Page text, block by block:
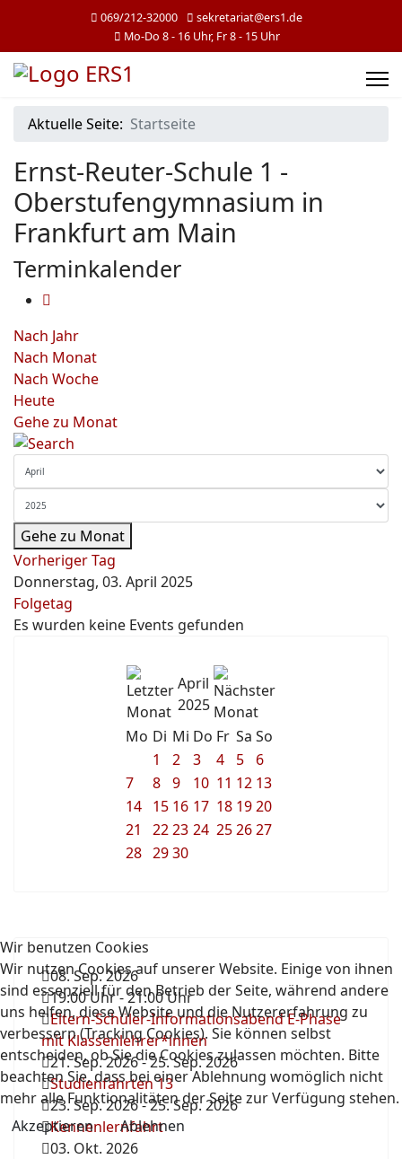
069/212-32000
sekretariat@ers1.de
Mo-Do 8 - 16 Uhr, Fr 8 - 15 Uhr
Aktuelle Seite: Startseite
Ernst-Reuter-Schule 1 -
Oberstufengymnasium in
Frankfurt am Main
Terminkalender
Nach Jahr
Nach Monat
Nach Woche
Heute
Gehe zu Monat
Gehe zu Monat
Vorheriger Tag
Donnerstag, 03. April 2025
Folgetag
Es wurden keine Events gefunden
April
2025
Mo Di Mi Do Fr Sa So
1
2 3 4 5
6
7
8 9 10 11 12 13
14 15 16 17 18 1920
21
2223 24 252627
28 2930
08. Sep. 2026
19:00 Uhr-21:00 Uhr
Eltern-Schüler-Informationsabend E-Phase
mit Klassenlehrer*innen
21. Sep. 2026-25. Sep. 2026
Studienfahrten 13
23. Sep. 2026-25. Sep. 2026
Kennenlernfahrt
03. Okt. 2026
Wir benutzen Cookies
Wir nutzen Cookies auf unserer Website. Einige von ihnen
sind essenziell für den Betrieb der Seite, während andere
uns helfen, diese Website und die Nutzererfahrung zu
verbessern (Tracking Cookies). Sie können selbst
entscheiden, ob Sie die Cookies zulassen möchten. Bitte
beachten Sie, dass bei einer Ablehnung womöglich nicht
mehr alle Funktionalitäten der Seite zur Verfügung stehen.
Akzeptieren
Ablehnen